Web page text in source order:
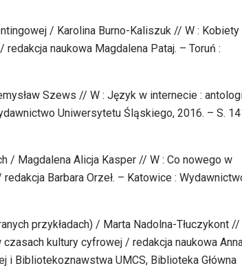
/ Karolina Burno-Kaliszuk // W : Kobiety
naukowa Magdalena Pataj. – Toruń :
Szews // W : Język w internecie :
Uniwersytetu Śląskiego, 2016. – S.
/ Magdalena Alicja Kasper // W : Co nowego w
Barbara Orzeł. – Katowice :
przykładach) / Marta Nadolna-Tłuczykont //
kultury cyfrowej / redakcja naukowa
i Bibliotekoznawstwa UMCS, Biblioteka Główna